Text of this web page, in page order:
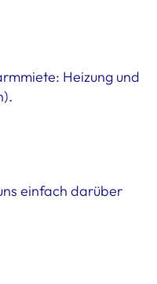
Heizung und
einfach darüber